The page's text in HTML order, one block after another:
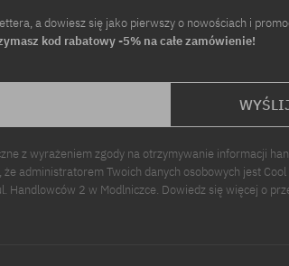
a dowiesz się jako pierwszy o nowościach i
kod rabatowy -5% na całe zamówienie!
z wyrażeniem zgody na otrzymywanie informacji
administratorem Twoich danych osobowych jest Cool
Handlowców 2 w Modlniczce. Dowiedz się więcej o